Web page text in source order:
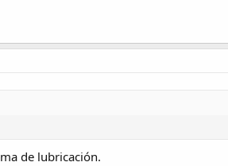
de lubricación.